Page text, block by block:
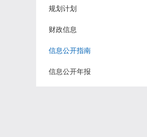
规划计划
财政信息
信息公开指南
信息公开年报